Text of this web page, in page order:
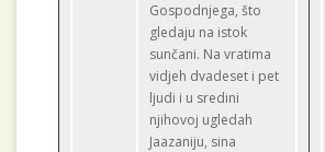
Gospodnjega, što
gledaju na istok
sunčani. Na vratima
vidjeh dvadeset i pet
ljudi i u sredini
njihovoj ugledah
Jaazaniju, sina